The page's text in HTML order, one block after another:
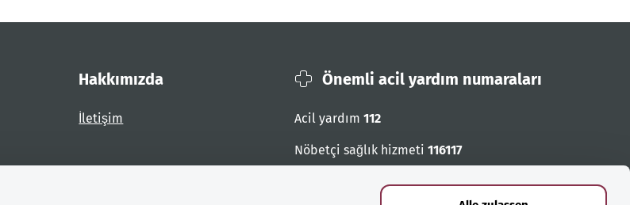
Hakkımızda
İletişim
Önemli acil yardım numaraları
Acil yardım 112
Nöbetçi sağlık hizmeti 116117
Acil cagri numaralari